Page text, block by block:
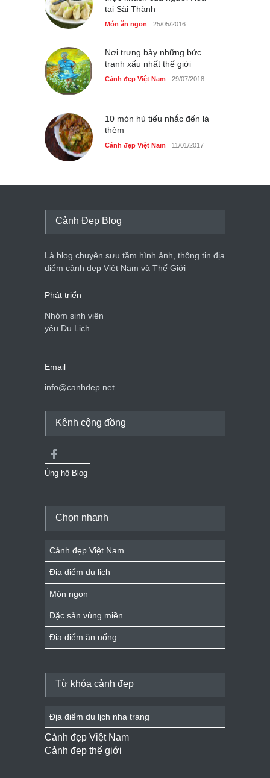
tại Sài Thành
Món ăn ngon 25/05/2016
Nơi trưng bày những bức
tranh xấu nhất thế giới
Cảnh đẹp Việt Nam 29/07/2018
10 món hủ tiếu nhắc đến là
thèm
Cảnh đẹp Việt Nam 11/01/2017
Cảnh Đẹp Blog
Là blog chuyên sưu tầm hình ảnh, thông tin địa
điểm cảnh đẹp Việt Nam và Thế Giới
Phát triển
Nhóm sinh viên
yêu Du Lịch
Email
info@canhdep.net
Kênh cộng đồng
Ủng hộ Blog
Chọn nhanh
Cảnh đẹp Việt Nam
Địa điểm du lịch
Món ngon
Đặc sản vùng miền
Địa điểm ăn uống
Từ khóa cảnh đẹp
Địa điểm du lịch nha trang
Cảnh đẹp Việt Nam
Cảnh đẹp thế giới